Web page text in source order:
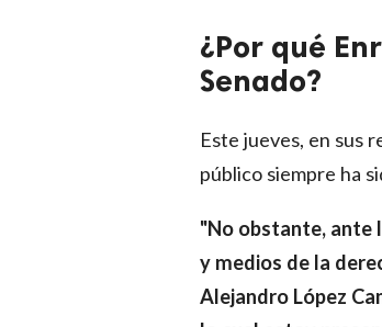
¿Por qué
Senado?
Este jueves, en sus
público siempre ha
"No obstante, ante
y medios de la
Alejandro López